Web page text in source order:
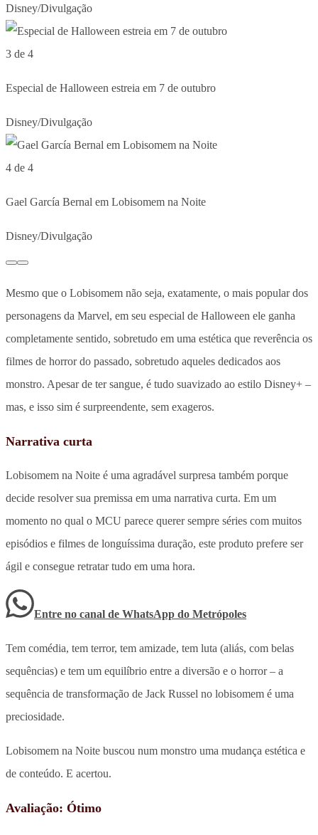
Disney/Divulgação
3 de 4
Especial de Halloween estreia em 7 de outubro
Disney/Divulgação
4 de 4
Gael García Bernal em Lobisomem na Noite
Disney/Divulgação
Mesmo que o Lobisomem não seja, exatamente, o mais popular dos
personagens da Marvel, em seu especial de Halloween ele ganha
completamente sentido, sobretudo em uma estética que reverência os
filmes de horror do passado, sobretudo aqueles dedicados aos
monstro. Apesar de ter sangue, é tudo suavizado ao estilo Disney+ –
mas, e isso sim é surpreendente, sem exageros.
Narrativa curta
Lobisomem na Noite é uma agradável surpresa também porque
decide resolver sua premissa em uma narrativa curta. Em um
momento no qual o MCU parece querer sempre séries com muitos
episódios e filmes de longuíssima duração, este produto prefere ser
ágil e consegue retratar tudo em uma hora.
Entre no canal de WhatsApp do Metrópoles
Tem comédia, tem terror, tem amizade, tem luta (aliás, com belas
sequências) e tem um equilíbrio entre a diversão e o horror – a
sequência de transformação de Jack Russel no lobisomem é uma
preciosidade.
Lobisomem na Noite buscou num monstro uma mudança estética e
de conteúdo. E acertou.
Avaliação: Ótimo